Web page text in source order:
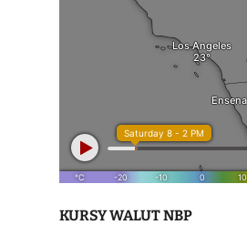
KURSY WALUT NBP